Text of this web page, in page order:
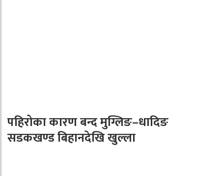
पहिरोका कारण बन्द मुग्लिङ–धादिङ
सडकखण्ड बिहानदेखि खुल्ला